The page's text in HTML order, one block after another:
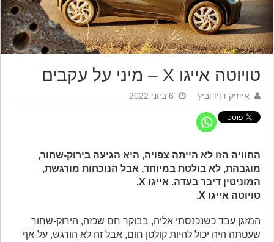
טויוטה אייגו X – מיני על עקבים
אייזיק דוידוביץ 6 ביוני 2022
החוויה הזו לא הייתה צפויה, היא הגיעה בירוק-שחור,
מוגבהת, לא בולטת במיוחד, אבל הנוכחות מורגשת,
המוניטין דיבר בעדה. אייגו X.
טויוטה אייגו X.
המזגן עבד כשנכנסתי אליה, בבוקר חם שכזה, הירוק-שחור
שעטתה היה יכול להיות קולטן חום, אבל זה לא הורגש, על-אף